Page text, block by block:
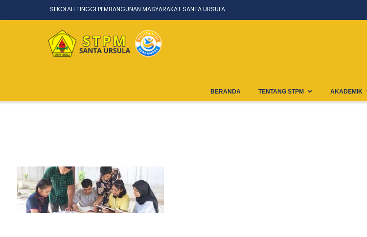
SEKOLAH TINGGI PEMBANGUNAN MASYARAKAT SANTA URSULA
BERANDA TENTANG STPM AKADEMIK